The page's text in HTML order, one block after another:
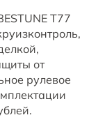
T77
от
рулевое